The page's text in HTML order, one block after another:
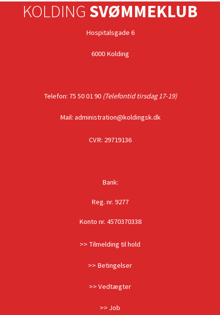
KOLDING SVØMMEKLUB
Hospitalsgade 6
6000 Kolding
Telefon: 75 50 01 90 (Telefontid tirsdag 17-19)
Mail: administration@koldingsk.dk
CVR: 29719136
Bank:
Reg. nr. 9277
Konto nr. 4570370338
>> Tilmelding til hold
>> Betingelser
>> Vedtægter
>> Job